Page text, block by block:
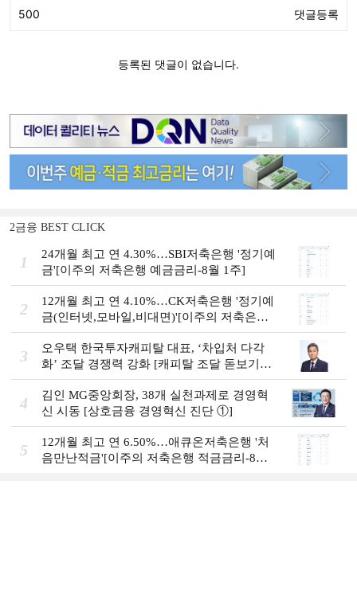
2금융 BEST CLICK
1
24개월 최고 연 4.30%…SBI저축은행 '정기예
금'[이주의 저축은행 예금금리-8월 1주]
2
12개월 최고 연 4.10%…CK저축은행 '정기예
금(인터넷,모바일,비대면)'[이주의 저축은행
예금금리-8월 1주]
3
오우택 한국투자캐피탈 대표, ‘차입처 다각
화ʼ 조달 경쟁력 강화 [캐피탈 조달 돋보기
(12)]
4
김인 MG중앙회장, 38개 실천과제로 경영혁
신 시동 [상호금융 경영혁신 진단 ①]
5
12개월 최고 연 6.50%…애큐온저축은행 '처
음만난적금'[이주의 저축은행 적금금리-8월